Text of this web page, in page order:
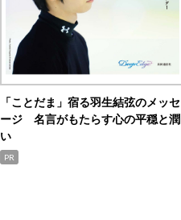
「ことだま」宿る羽生結弦のメッセ
ージ 名言がもたらす心の平穏と潤
い
PR